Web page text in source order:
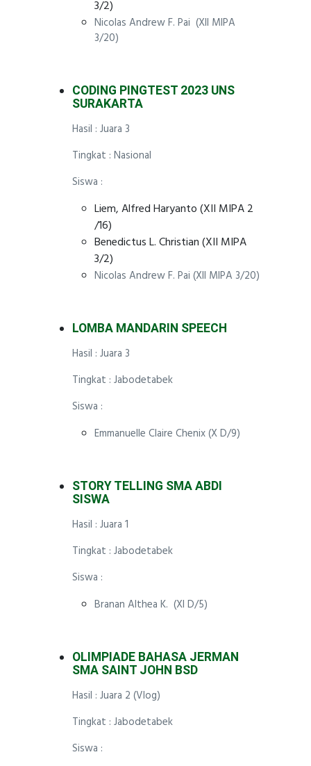
3/2)
Nicolas Andrew F. Pai (XII MIPA
3/20)
CODING PINGTEST 2023 UNS
SURAKARTA
Hasil : Juara 3
Tingkat : Nasional
Siswa :
Liem, Alfred Haryanto (XII MIPA 2
/16)
Benedictus L. Christian (XII MIPA
3/2)
Nicolas Andrew F. Pai (XII MIPA 3/20)
LOMBA MANDARIN SPEECH
Hasil : Juara 3
Tingkat : Jabodetabek
Siswa :
Emmanuelle Claire Chenix (X D/9)
STORY TELLING SMA ABDI
SISWA
Hasil : Juara 1
Tingkat : Jabodetabek
Siswa :
Branan Althea K. (XI D/5)
OLIMPIADE BAHASA JERMAN
SMA SAINT JOHN BSD
Hasil : Juara 2 (Vlog)
Tingkat : Jabodetabek
Siswa :